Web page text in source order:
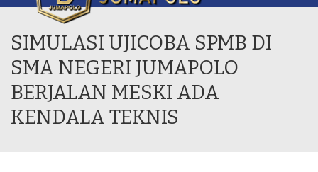
SIMULASI UJICOBA SPMB DI
SMA NEGERI JUMAPOLO
BERJALAN MESKI ADA
KENDALA TEKNIS